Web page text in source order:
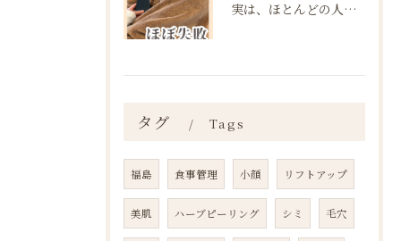
実は、ほとんどの人は“ダイエットを始める前の段階”で失敗が確...
タグ Tags
福島 食事管理 小顔 リフトアップ
美肌 ハーブピーリング シミ 毛穴